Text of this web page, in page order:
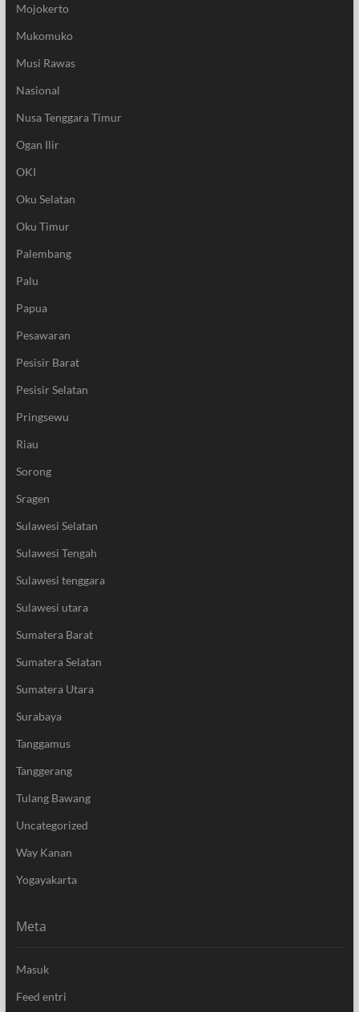
Mojokerto
Mukomuko
Musi Rawas
Nasional
Nusa Tenggara Timur
Ogan Ilir
OKI
Oku Selatan
Oku Timur
Palembang
Palu
Papua
Pesawaran
Pesisir Barat
Pesisir Selatan
Pringsewu
Riau
Sorong
Sragen
Sulawesi Selatan
Sulawesi Tengah
Sulawesi tenggara
Sulawesi utara
Sumatera Barat
Sumatera Selatan
Sumatera Utara
Surabaya
Tanggamus
Tanggerang
Tulang Bawang
Uncategorized
Way Kanan
Yogayakarta
Meta
Masuk
Feed entri